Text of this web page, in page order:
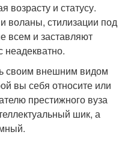
возрасту и статусу.
стилизации под
всем и заставляют
своим внешним видом
вы себя относите или
престижного вуза
шик, а